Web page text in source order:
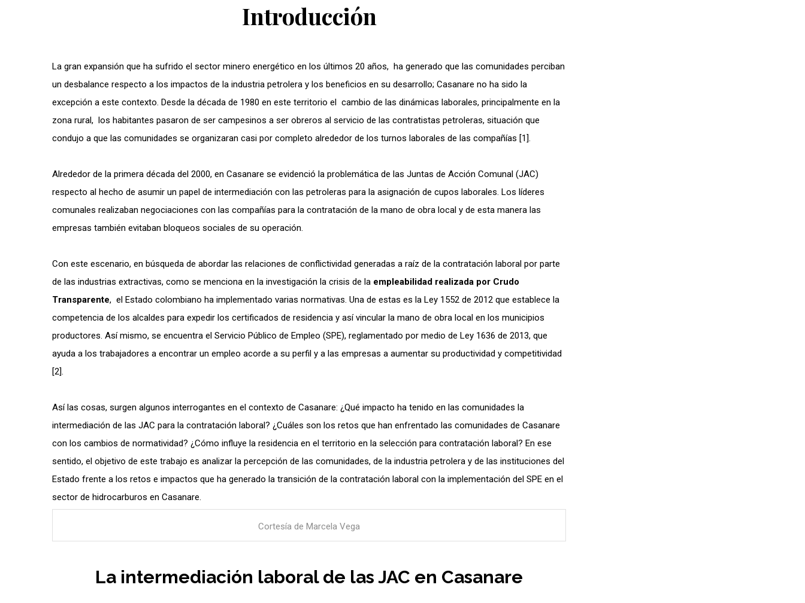
Introducción
La gran expansión que ha sufrido el sector minero energético en los últimos 20 años, ha generado que las comunidades perciban
un desbalance respecto a los impactos de la industria petrolera y los beneficios en su desarrollo; Casanare no ha sido la
excepción a este contexto. Desde la década de 1980 en este territorio el cambio de las dinámicas laborales, principalmente en la
zona rural, los habitantes pasaron de ser campesinos a ser obreros al servicio de las contratistas petroleras, situación que
condujo a que las comunidades se organizaran casi por completo alrededor de los turnos laborales de las compañías [1].
Alrededor de la primera década del 2000, en Casanare se evidenció la problemática de las Juntas de Acción Comunal (JAC)
respecto al hecho de asumir un papel de intermediación con las petroleras para la asignación de cupos laborales. Los líderes
comunales realizaban negociaciones con las compañías para la contratación de la mano de obra local y de esta manera las
empresas también evitaban bloqueos sociales de su operación.
Con este escenario, en búsqueda de abordar las relaciones de conflictividad generadas a raíz de la contratación laboral por parte
de las industrias extractivas, como se menciona en la investigación la crisis de la empleabilidad realizada por Crudo
Transparente, el Estado colombiano ha implementado varias normativas. Una de estas es la Ley 1552 de 2012 que establece la
competencia de los alcaldes para expedir los certificados de residencia y así vincular la mano de obra local en los municipios
productores. Así mismo, se encuentra el Servicio Público de Empleo (SPE), reglamentado por medio de Ley 1636 de 2013, que
ayuda a los trabajadores a encontrar un empleo acorde a su perfil y a las empresas a aumentar su productividad y competitividad
[2].
Así las cosas, surgen algunos interrogantes en el contexto de Casanare: ¿Qué impacto ha tenido en las comunidades la
intermediación de las JAC para la contratación laboral? ¿Cuáles son los retos que han enfrentado las comunidades de Casanare
con los cambios de normatividad? ¿Cómo influye la residencia en el territorio en la selección para contratación laboral? En ese
sentido, el objetivo de este trabajo es analizar la percepción de las comunidades, de la industria petrolera y de las instituciones del
Estado frente a los retos e impactos que ha generado la transición de la contratación laboral con la implementación del SPE en el
sector de hidrocarburos en Casanare.
Cortesía de Marcela Vega
La intermediación laboral de las JAC en Casanare